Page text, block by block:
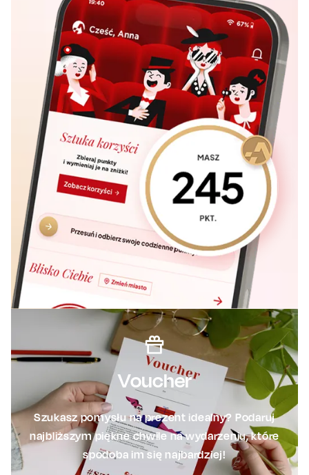
Voucher
Szukasz pomysłu na prezent idealny? Podaruj
najbliższym piękne chwile na wydarzeniu, które
spodoba im się najbardziej!